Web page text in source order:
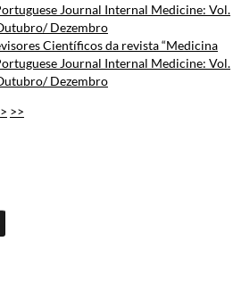
Journal Internal Medicine: Vol.
Dezembro
Científicos da revista “Medicina
Journal Internal Medicine: Vol.
Dezembro
> >>